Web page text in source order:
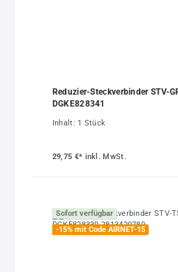
Reduzier-Steckverbinder STV-
DGKE828341
Inhalt: 1 Stück
29,75 €* inkl. MwSt.
Sofort verfügbar
-15% mit Code AIRNET-15